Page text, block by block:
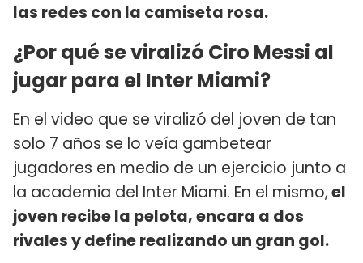
las redes con la camiseta rosa.
¿Por qué se viralizó Ciro Messi al
jugar para el Inter Miami?
En el video que se viralizó del joven de tan
solo 7 años se lo veía gambetear
jugadores en medio de un ejercicio junto a
la academia del Inter Miami. En el mismo,el
joven recibe la pelota, encara a dos
rivales y define realizando un gran gol.